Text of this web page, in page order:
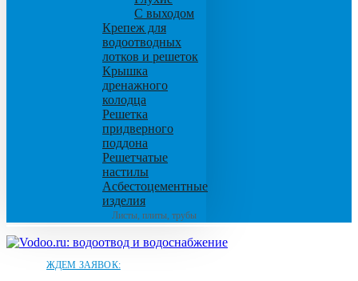
С выходом
Крепеж для
водоотводных
лотков и решеток
Крышка
дренажного
колодца
Решетка
придверного
поддона
Решетчатые
настилы
Асбестоцементные
изделия
Листы, плиты, трубы
ЖДЕМ ЗАЯВОК: